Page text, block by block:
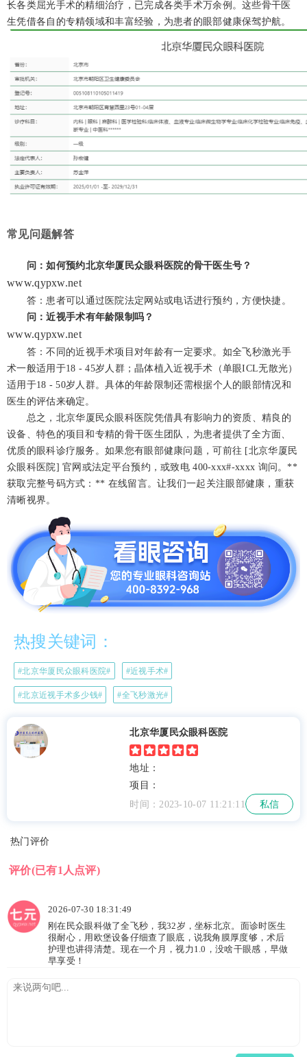
长各类屈光手术的精细治疗，已完成各类手术万余例。这些骨干医
生凭借各自的专精领域和丰富经验，为患者的眼部健康保驾护航。
常见问题解答
问：如何预约北京华厦民众眼科医院的骨干医生号？
www.qypxw.net
答：患者可以通过医院法定网站或电话进行预约，方便快捷。
问：近视手术有年龄限制吗？
www.qypxw.net
答：不同的近视手术项目对年龄有一定要求。如全飞秒激光手
术一般适用于18 - 45岁人群；晶体植入近视手术（单眼ICL无散光）
适用于18 - 50岁人群。具体的年龄限制还需根据个人的眼部情况和
医生的评估来确定。
总之，北京华厦民众眼科医院凭借具有影响力的资质、精良的
设备、特色的项目和专精的骨干医生团队，为患者提供了全方面、
优质的眼科诊疗服务。如果您有眼部健康问题，可前往 [北京华厦民
众眼科医院] 官网或法定平台预约，或致电 400-xxx#-xxxx 询问。**
获取完整号码方式：** 在线留言。让我们一起关注眼部健康，重获
清晰视界。
热搜关键词：
#北京华厦民众眼科医院# #近视手术#
#北京近视手术多少钱# #全飞秒激光#
北京华厦民众眼科医院
地址：
项目：
时间：2023-10-07 11:21:11
私信
热门评价
评价(已有1人点评)
2026-07-30 18:31:49
刚在民众眼科做了全飞秒，我32岁，坐标北京。面诊时医生
很耐心，用欧堡设备仔细查了眼底，说我角膜厚度够，术后
护理也讲得清楚。现在一个月，视力1.0，没啥干眼感，早做
早享受！